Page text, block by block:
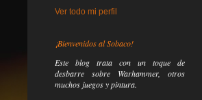
Ver todo mi perfil
¡Bienvenidos al Sobaco!
Este blog trata con un toque de
desbarre sobre Warhammer, otros
muchos juegos y pintura.